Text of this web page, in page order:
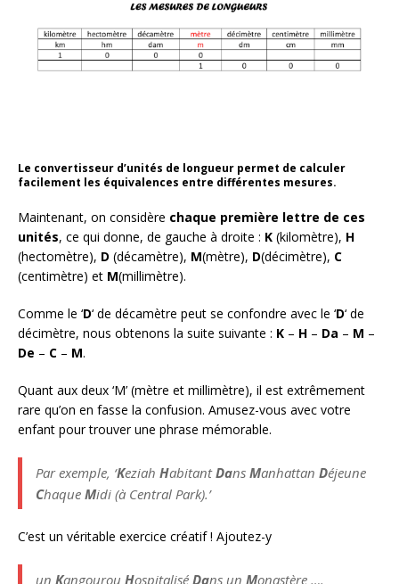
Le convertisseur d’unités de longueur permet de calculer
facilement les équivalences entre différentes mesures.
Maintenant, on considère chaque première lettre de ces
unités, ce qui donne, de gauche à droite : K (kilomètre), H
(hectomètre), D (décamètre), M(mètre), D(décimètre), C
(centimètre) et M(millimètre).
Comme le ‘D‘ de décamètre peut se confondre avec le ‘D‘ de
décimètre, nous obtenons la suite suivante : K – H – Da – M –
De – C – M.
Quant aux deux ‘M’ (mètre et millimètre), il est extrêmement
rare qu’on en fasse la confusion. Amusez-vous avec votre
enfant pour trouver une phrase mémorable.
Par exemple, ‘Keziah HabitantDans Manhattan Déjeune
Chaque Midi (à Central Park).’
C’est un véritable exercice créatif ! Ajoutez-y
un Kangourou Hospitalisé Dans un Monastère ….